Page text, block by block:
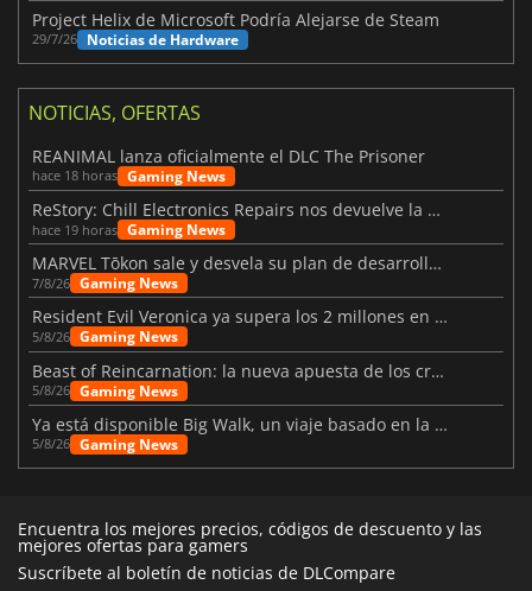
Project Helix de Microsoft Podría Alejarse de Steam
29/7/26 Noticias de Hardware
NOTICIAS, OFERTAS
REANIMAL lanza oficialmente el DLC The Prisoner
hace 18 horas Gaming News
ReStory: Chill Electronics Repairs nos devuelve la nostalgia de los 2000
hace 19 horas Gaming News
MARVEL Tōkon sale y desvela su plan de desarrollo para el primer año
7/8/26 Gaming News
Resident Evil Veronica ya supera los 2 millones en listas de deseados
5/8/26 Gaming News
Beast of Reincarnation: la nueva apuesta de los creadores de Pokémon
5/8/26 Gaming News
Ya está disponible Big Walk, un viaje basado en la amistad
5/8/26 Gaming News
Encuentra los mejores precios, códigos de descuento y las
mejores ofertas para gamers
Suscríbete al boletín de noticias de DLCompare